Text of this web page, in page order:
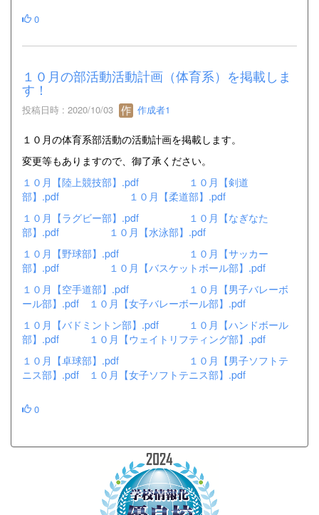
0
１０月の部活動活動計画（体育系）を掲載しま
す！
投稿日時 : 2020/10/03 作成者1
１０月の体育系部活動の活動計画を掲載します。
変更等もありますので、御了承ください。
１０月【陸上競技部】.pdf
１０月【剣道
部】.pdf
１０月【柔道部】.pdf
１０月【ラグビー部】.pdf
１０月【なぎなた
部】.pdf
１０月【水泳部】.pdf
１０月【野球部】.pdf
１０月【サッカー
部】.pdf
１０月【バスケットボール部】.pdf
１０月【空手道部】.pdf
１０月【男子バレーボ
ール部】.pdf
１０月【女子バレーボール部】.pdf
１０月【バドミントン部】.pdf
１０月【ハンドボール
部】.pdf
１０月【ウェイトリフティング部】.pdf
１０月【卓球部】.pdf
１０月【男子ソフトテ
ニス部】.pdf
１０月【女子ソフトテニス部】.pdf
0